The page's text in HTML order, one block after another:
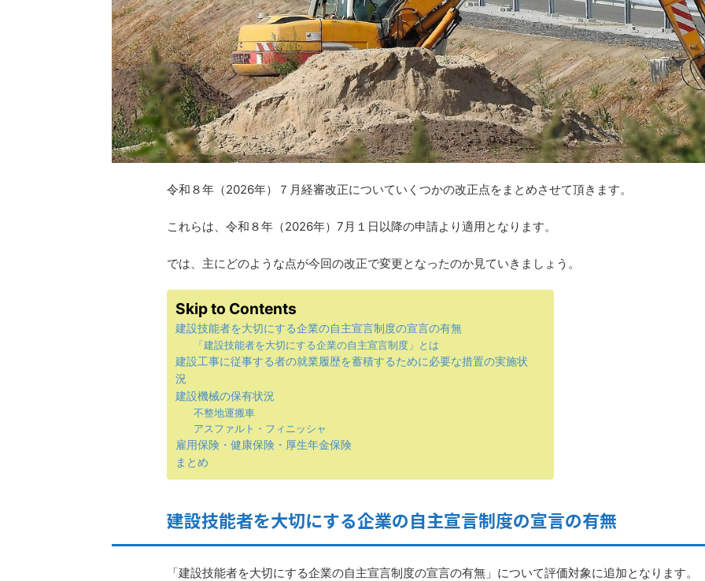
令和８年（2026年）７月経審改正についていくつかの改正点をまとめさせて頂きます。
これらは、令和８年（2026年）7月１日以降の申請より適用となります。
では、主にどのような点が今回の改正で変更となったのか見ていきましょう。
Skip to Contents
建設技能者を大切にする企業の自主宣言制度の宣言の有無
「建設技能者を大切にする企業の自主宣言制度」とは
建設工事に従事する者の就業履歴を蓄積するために必要な措置の実施状
況
建設機械の保有状況
不整地運搬車
アスファルト・フィニッシャ
雇用保険・健康保険・厚生年金保険
まとめ
建設技能者を大切にする企業の自主宣言制度の宣言の有無
「建設技能者を大切にする企業の自主宣言制度の宣言の有無」について評価対象に追加となります。